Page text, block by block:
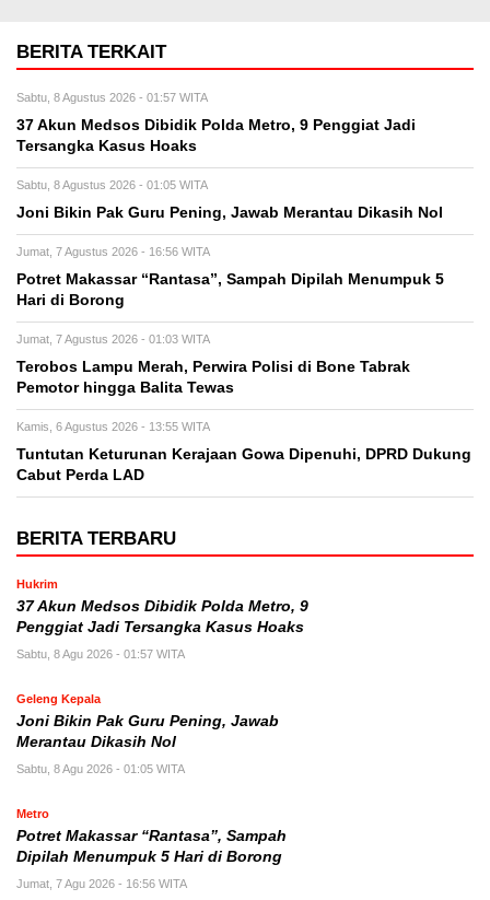
BERITA TERKAIT
Sabtu, 8 Agustus 2026 - 01:57 WITA
37 Akun Medsos Dibidik Polda Metro, 9 Penggiat Jadi
Tersangka Kasus Hoaks
Sabtu, 8 Agustus 2026 - 01:05 WITA
Joni Bikin Pak Guru Pening, Jawab Merantau Dikasih Nol
Jumat, 7 Agustus 2026 - 16:56 WITA
Potret Makassar “Rantasa”, Sampah Dipilah Menumpuk 5
Hari di Borong
Jumat, 7 Agustus 2026 - 01:03 WITA
Terobos Lampu Merah, Perwira Polisi di Bone Tabrak
Pemotor hingga Balita Tewas
Kamis, 6 Agustus 2026 - 13:55 WITA
Tuntutan Keturunan Kerajaan Gowa Dipenuhi, DPRD Dukung
Cabut Perda LAD
BERITA TERBARU
Hukrim
37 Akun Medsos Dibidik Polda Metro, 9
Penggiat Jadi Tersangka Kasus Hoaks
Sabtu, 8 Agu 2026 - 01:57 WITA
Geleng Kepala
Joni Bikin Pak Guru Pening, Jawab
Merantau Dikasih Nol
Sabtu, 8 Agu 2026 - 01:05 WITA
Metro
Potret Makassar “Rantasa”, Sampah
Dipilah Menumpuk 5 Hari di Borong
Jumat, 7 Agu 2026 - 16:56 WITA